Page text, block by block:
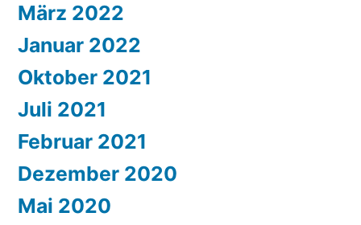
März 2022
Januar 2022
Oktober 2021
Juli 2021
Februar 2021
Dezember 2020
Mai 2020